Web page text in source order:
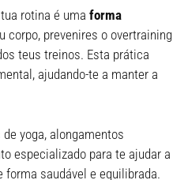
rotina é uma forma
corpo, prevenires o overtraining
teus treinos. Esta prática
ajudando-te a manter a
yoga, alongamentos
especializado para te ajudar a
saudável e equilibrada.